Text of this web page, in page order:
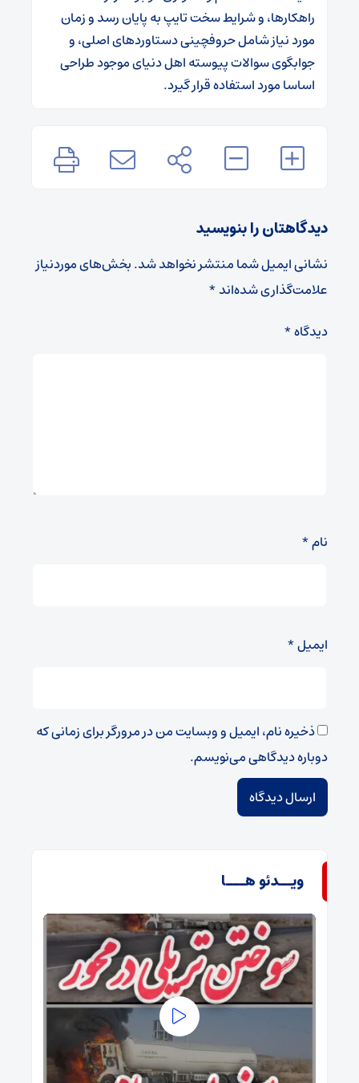
راهکارها، و شرایط سخت تایپ به پایان رسد و زمان
مورد نیاز شامل حروفچینی دستاوردهای اصلی، و
جوابگوی سوالات پیوسته اهل دنیای موجود طراحی
اساسا مورد استفاده قرار گیرد.
دیدگاهتان را بنویسید
نشانی ایمیل شما منتشر نخواهد شد.بخش‌های موردنیاز
علامت‌گذاری شده‌اند*
دیدگاه*
نام*
ایمیل*
ذخیره نام، ایمیل و وبسایت من در مرورگر برای زمانی که
دوباره دیدگاهی می‌نویسم.
ویــدئو هـــا